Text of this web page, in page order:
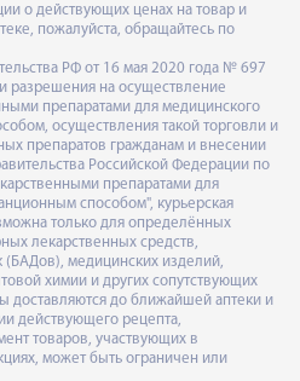
о действующих ценах на товар и
пожалуйста, обращайтесь по
РФ от 16 мая 2020 года № 697
разрешения на осуществление
препаратами для медицинского
осуществления такой торговли и
препаратов гражданам и внесении
Российской Федерации по
препаратами для
способом", курьерская
только для определённых
лекарственных средств,
(БАДов), медицинских изделий,
химии и других сопутствующих
доставляются до ближайшей аптеки и
действующего рецепта,
товаров, участвующих в
может быть ограничен или